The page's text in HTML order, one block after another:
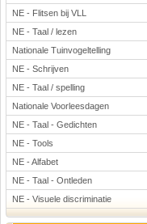
NE - Flitsen bij VLL
NE - Taal / lezen
Nationale Tuinvogeltelling
NE - Schrijven
NE - Taal / spelling
Nationale Voorleesdagen
NE - Taal - Gedichten
NE - Tools
NE - Alfabet
NE - Taal - Ontleden
NE - Visuele discriminatie